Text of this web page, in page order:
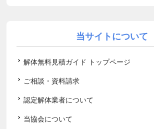
当サイトについて
解体無料見積ガイド トップページ
ご相談・資料請求
認定解体業者について
当協会について